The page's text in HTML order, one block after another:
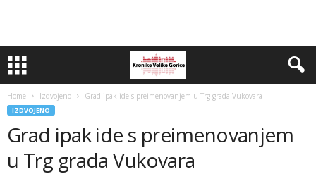
Home Izdvojeno Grad ipak ide s preimenovanjem u Trg grada Vukovara
IZDVOJENO
Grad ipak ide s preimenovanjem
u Trg grada Vukovara